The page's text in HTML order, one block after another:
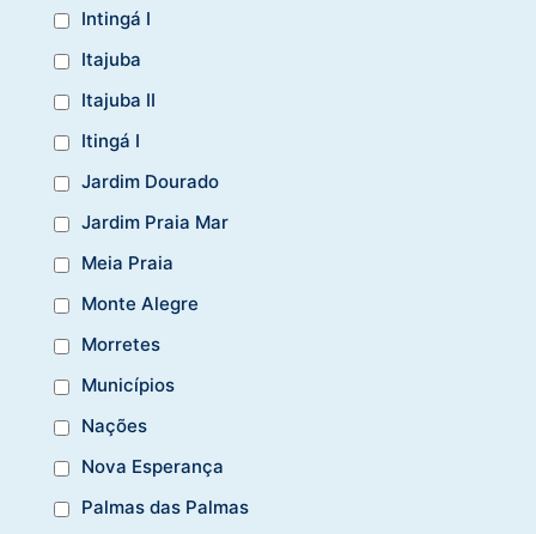
Intingá I
Itajuba
Itajuba II
Itingá I
Jardim Dourado
Jardim Praia Mar
Meia Praia
Monte Alegre
Morretes
Municípios
Nações
Nova Esperança
Palmas das Palmas